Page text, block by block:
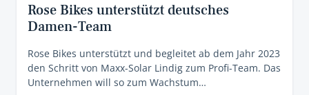
Rose Bikes unterstützt deutsches
Damen-Team
Rose Bikes unterstützt und begleitet ab dem Jahr 2023
den Schritt von Maxx-Solar Lindig zum Profi-Team. Das
Unternehmen will so zum Wachstum…